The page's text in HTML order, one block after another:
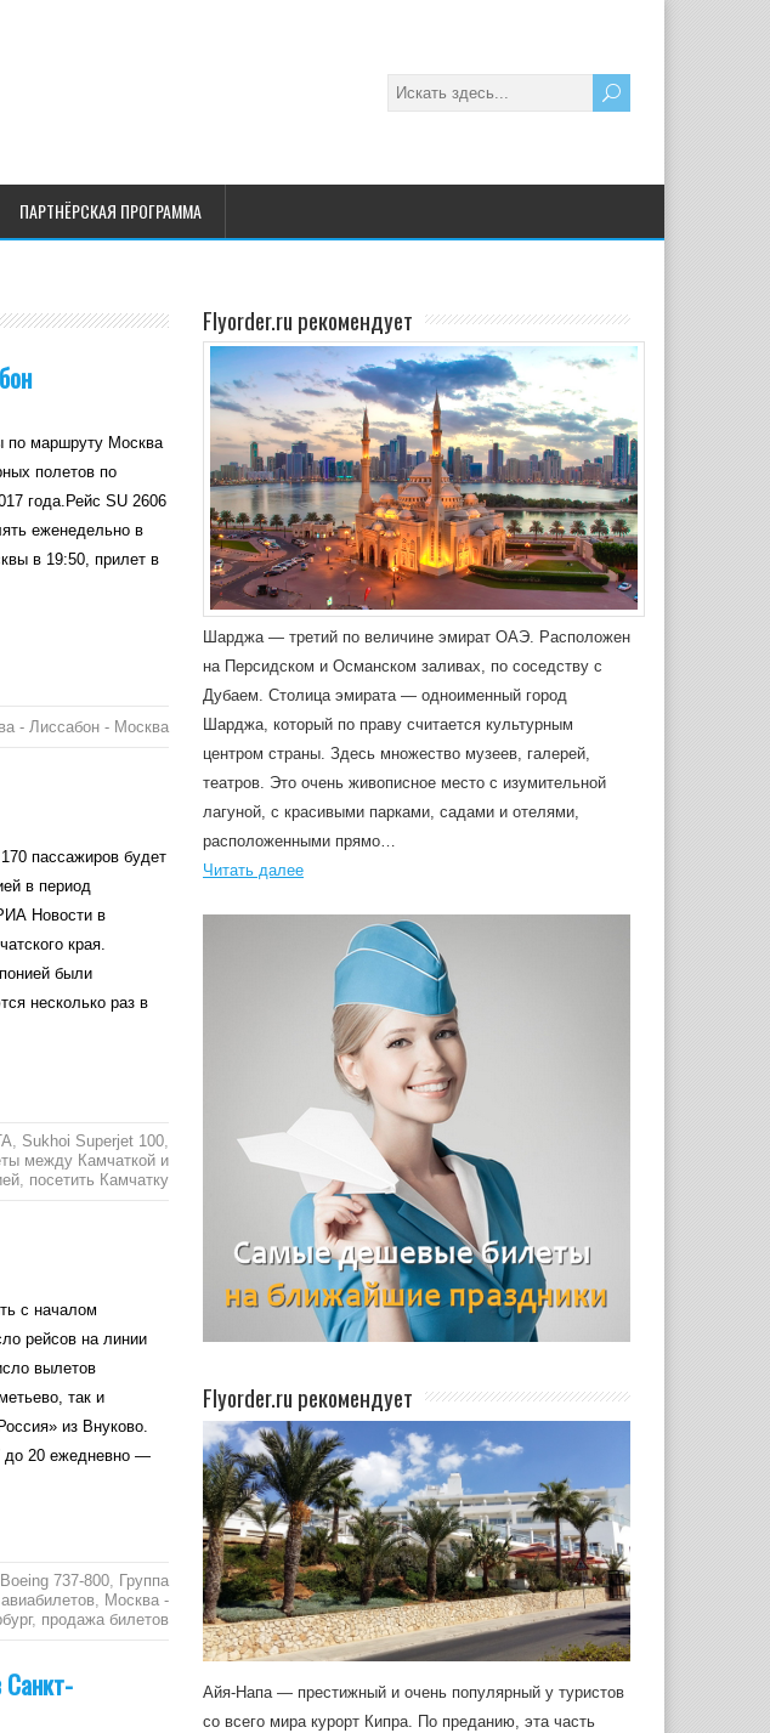
ПАРТНЁРСКАЯ ПРОГРАММА
по маршруту Москва
полетов по
года.Рейс SU 2606
еженедельно в
в 19:50, прилет в
- Лиссабон - Москва
пассажиров будет
в период
Новости в
края.
были
несколько раз в
, Sukhoi Superjet 100,
между Камчаткой и
, посетить Камчатку
с началом
рейсов на линии
вылетов
так и
из Внуково.
до 20 ежедневно —
Boeing 737-800, Группа
, Москва -
, продажа билетов
Санкт-
Flyorder.ru рекомендует
Шарджа — третий по величине эмират ОАЭ. Расположен
на Персидском и Османском заливах, по соседству с
Дубаем. Столица эмирата — одноименный город
Шарджа, который по праву считается культурным
центром страны. Здесь множество музеев, галерей,
театров. Это очень живописное место с изумительной
лагуной, с красивыми парками, садами и отелями,
расположенными прямо…
Читать далее
Flyorder.ru рекомендует
Айя-Напа — престижный и очень популярный у туристов
со всего мира курорт Кипра. По преданию, эта часть